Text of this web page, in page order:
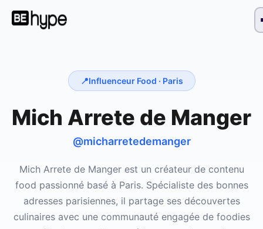
📍Influenceur Food · Paris
Mich Arrete de Manger
@micharretedemanger
Mich Arrete de Manger est un créateur de contenu
food passionné basé à Paris. Spécialiste des bonnes
adresses parisiennes, il partage ses découvertes
culinaires avec une communauté engagée de foodies